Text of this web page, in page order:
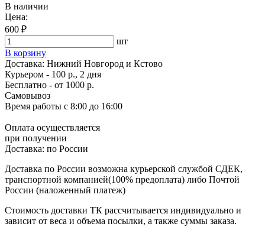
В наличии
Цена:
600 ₽
шт
В корзину
Доставка: Нижний Новгород и Кстово
Курьером - 100 р., 2 дня
Бесплатно - от 1000 р.
Самовывоз
Время работы с 8:00 до 16:00
Оплата осуществляется
при получении
Доставка: по России
Доставка по России возможна курьерской службой СДЕК,
транспортной компанией(100% предоплата) либо Почтой
России (наложенный платеж)
Стоимость доставки ТК рассчитывается индивидуально и
зависит от веса и объема посылки, а также суммы заказа.